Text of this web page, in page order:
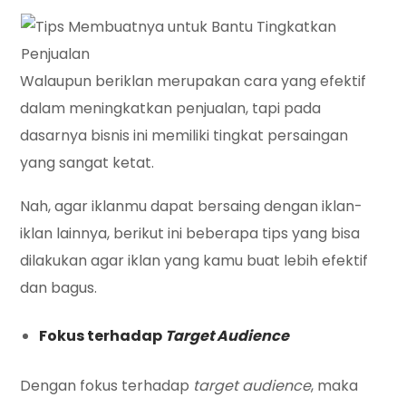
Walaupun beriklan merupakan cara yang efektif
dalam meningkatkan penjualan, tapi pada
dasarnya bisnis ini memiliki tingkat persaingan
yang sangat ketat.
Nah, agar iklanmu dapat bersaing dengan iklan-
iklan lainnya, berikut ini beberapa tips yang bisa
dilakukan agar iklan yang kamu buat lebih efektif
dan bagus.
Fokus terhadap Target Audience
Dengan fokus terhadap target audience, maka